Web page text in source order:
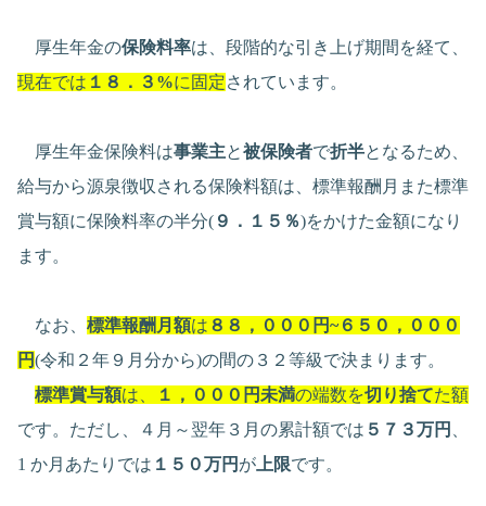
厚生年金の保険料率は、段階的な引き上げ期間を経て、
現在では １８．３%に固定されています。
厚生年金保険料は事業主と被保険者で折半となるため、
給与から源泉徴収される保険料額は、標準報酬月また標準
賞与額に保険料率の半分( ９．１５％)をかけた金額になり
ます。
なお、 標準報酬月額は ８８，０００円~６５０，０００
円(令和２年９月分から)の間の３２等級で決まります。
標準賞与額は、 １，０００円未満の端数を切り捨てた額
です。ただし、４月～翌年３月の累計額では ５７３万円
1 か月あたりでは １５０万円 が 上限です。